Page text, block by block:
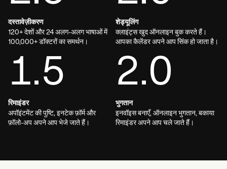
दस्तावेज़ीकरण
120+ देशों और 24 अलग-अलग भाषाओं में
100,000+ डॉक्टरों का समर्थन।
शेड्यूलिंग
क्लाइंट्स खुद ऑनलाइन बुक करते हैं।
आपका कैलेंडर अपने आप सिंक हो जाता है।
1.5
रिमाइंडर
अपॉइंटमेंट की पुष्टि, इनटेक फ़ॉर्म और
फ़ॉलो-अप अपने आप भेजे जाते हैं।
2.0
भुगतान
इनवॉइस बनाएँ, ऑनलाइन भुगतान, बकाया
रिमाइंडर अपने आप चले जाते हैं।